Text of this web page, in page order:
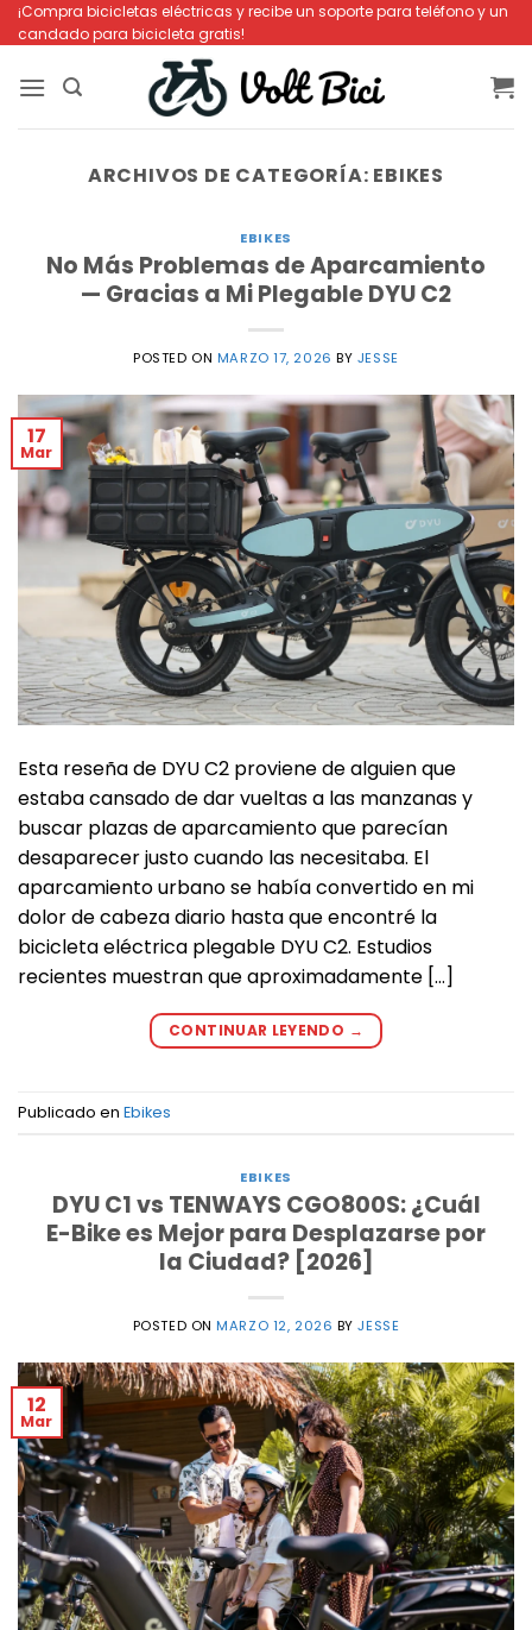
Saltar
al
contenido
¡Compra bicicletas eléctricas y recibe un soporte para teléfono y un
candado para bicicleta gratis!
ARCHIVOS DE CATEGORÍA: EBIKES
EBIKES
No Más Problemas de Aparcamiento
— Gracias a Mi Plegable DYU C2
POSTED ON MARZO 17, 2026 BY JESSE
17
Mar
Esta reseña de DYU C2 proviene de alguien que
estaba cansado de dar vueltas a las manzanas y
buscar plazas de aparcamiento que parecían
desaparecer justo cuando las necesitaba. El
aparcamiento urbano se había convertido en mi
dolor de cabeza diario hasta que encontré la
bicicleta eléctrica plegable DYU C2. Estudios
recientes muestran que aproximadamente […]
CONTINUAR LEYENDO →
Publicado en Ebikes
EBIKES
DYU C1 vs TENWAYS CGO800S: ¿Cuál
E-Bike es Mejor para Desplazarse por
la Ciudad? [2026]
POSTED ONMARZO 12, 2026 BYJESSE
12
Mar